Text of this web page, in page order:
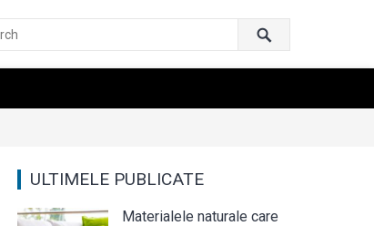
ULTIMELE PUBLICATE
Materialele naturale care